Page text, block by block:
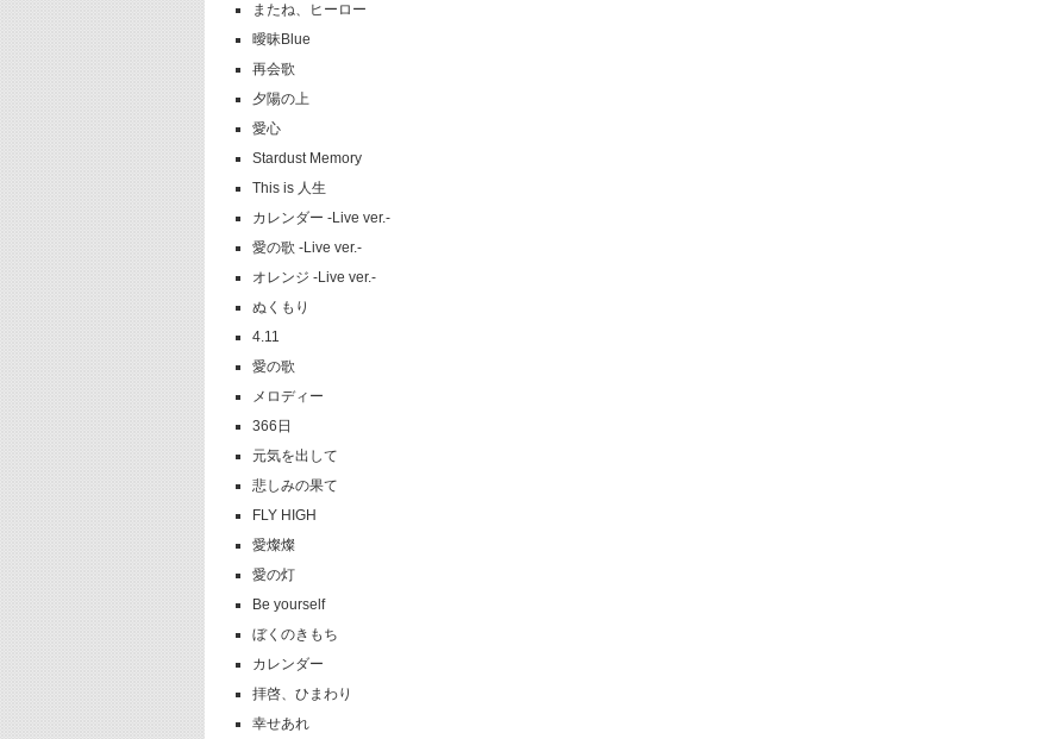
またね、ヒーロー
曖昧Blue
再会歌
夕陽の上
愛心
Stardust Memory
This is 人生
カレンダー -Live ver.-
愛の歌 -Live ver.-
オレンジ -Live ver.-
ぬくもり
4.11
愛の歌
メロディー
366日
元気を出して
悲しみの果て
FLY HIGH
愛燦燦
愛の灯
Be yourself
ぼくのきもち
カレンダー
拝啓、ひまわり
幸せあれ